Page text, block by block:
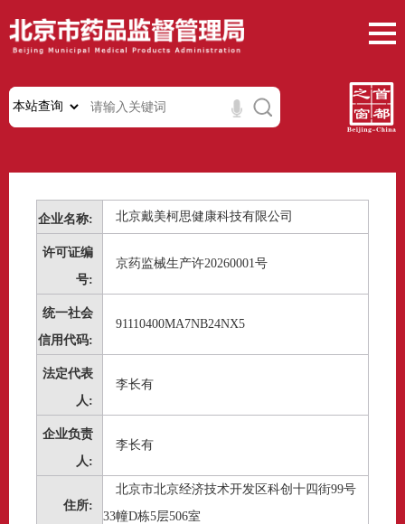
企业名称: 北京戴美柯思健康科技有限公司
许可证编
号:
京药监械生产许20260001号
统一社会
信用代码:
91110400MA7NB24NX5
法定代表
人:
李长有
企业负责
人:
李长有
住所:
北京市北京经济技术开发区科创十四街99号
33幢D栋5层506室